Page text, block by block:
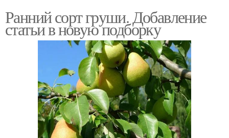
Ранний сорт груши. Добавление
статьи в новую подборку